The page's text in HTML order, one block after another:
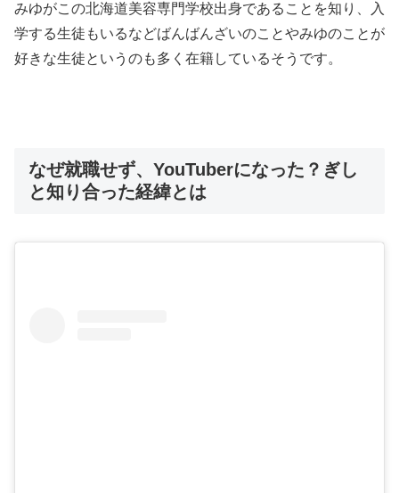
みゆがこの北海道美容専門学校出身であることを知り、入
学する生徒もいるなどばんばんざいのことやみゆのことが
好きな生徒というのも多く在籍しているそうです。
なぜ就職せず、YouTuberになった？ぎし
と知り合った経緯とは